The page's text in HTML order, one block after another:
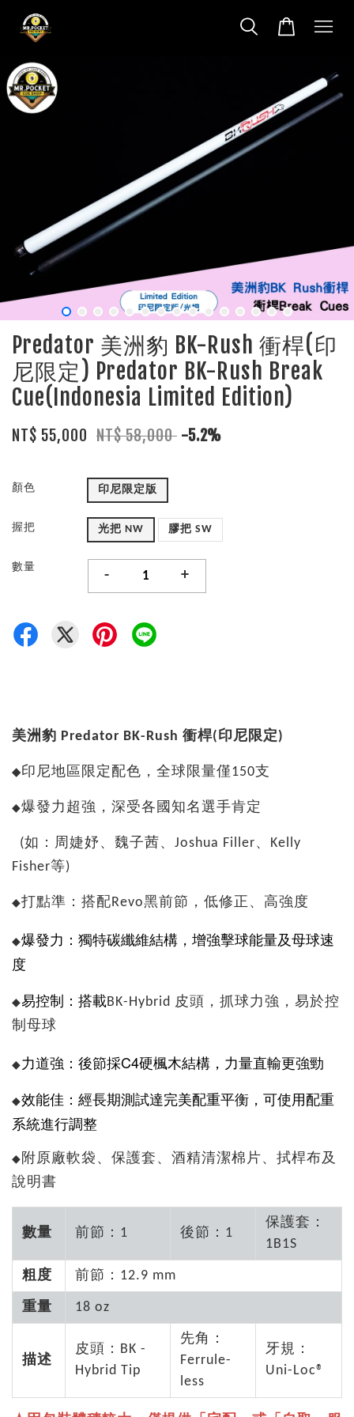
Predator 美洲豹 BK-Rush 衝桿(印
尼限定) Predator BK-Rush Break
Cue(Indonesia Limited Edition)
NT$ 55,000 NT$ 58,000 -5.2%
顏色 印尼限定版
握把 光把 NW 膠把 SW
數量
- +
美洲豹 Predator BK-Rush 衝桿(印尼限定)
◆印尼地區限定配色，全球限量僅150支
◆爆發力超強，深受各國知名選手肯定
(如：周婕妤、魏子茜、Joshua Filler、Kelly
Fisher等)
◆打點準：搭配Revo黑前節，低修正、高強度
◆爆發力：獨特碳纖維結構，增強擊球能量及母球速
度
◆易控制：搭載BK-Hybrid 皮頭，抓球力強，易於控
制母球
◆力道強：後節採C4硬楓木結構，力量直輸更強勁
◆效能佳：經長期測試達完美配重平衡，可使用配重
系統進行調整
◆ 附原廠軟袋、保護套、酒精清潔棉片、拭桿布及
說明書
數量 前節：1 後節：1
保護套：
1B1S
粗度 前節：12.9 mm
重量 18 oz
描述
皮頭：BK -
Hybrid Tip
先角：
Ferrule-
less
牙規：
Uni-Loc®